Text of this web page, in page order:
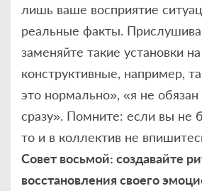
лишь ваше восприятие
реальные факты.
заменяйте такие установки
конструктивные, например,
это нормально», «я не обязан
сразу». Помните: если вы не
то и в коллектив не
Совет восьмой: создавайте
восстановления своего